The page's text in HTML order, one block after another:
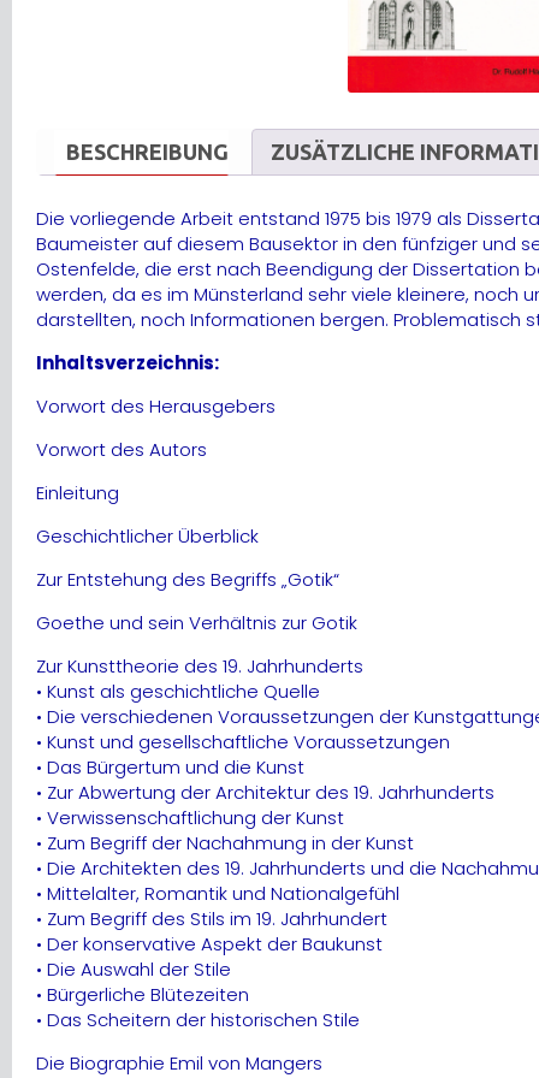
BESCHREIBUNG ZUSÄTZLICHE
Die vorliegende Arbeit entstand 1975 bis 1979 als
Baumeister auf diesem Bausektor in den fünfziger und
Ostenfelde, die erst nach Beendigung der Dissertation
werden, da es im Münsterland sehr viele kleinere, noch
darstellten, noch Informationen bergen. Problematisch
Inhaltsverzeichnis:
Vorwort des Herausgebers
Vorwort des Autors
Einleitung
Geschichtlicher Überblick
Zur Entstehung des Begriffs „Gotik“
Goethe und sein Verhältnis zur Gotik
Zur Kunsttheorie des 19. Jahrhunderts
• Kunst als geschichtliche Quelle
• Die verschiedenen Voraussetzungen der
• Kunst und gesellschaftliche Voraussetzungen
• Das Bürgertum und die Kunst
• Zur Abwertung der Architektur des 19. Jahrhunderts
• Verwissenschaftlichung der Kunst
• Zum Begriff der Nachahmung in der Kunst
• Die Architekten des 19. Jahrhunderts und die
• Mittelalter, Romantik und Nationalgefühl
• Zum Begriff des Stils im 19. Jahrhundert
• Der konservative Aspekt der Baukunst
• Die Auswahl der Stile
• Bürgerliche Blütezeiten
• Das Scheitern der historischen Stile
Die Biographie Emil von Mangers